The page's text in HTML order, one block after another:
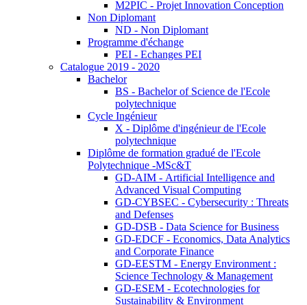
M2PIC - Projet Innovation Conception
Non Diplomant
ND - Non Diplomant
Programme d'échange
PEI - Echanges PEI
Catalogue 2019 - 2020
Bachelor
BS - Bachelor of Science de l'Ecole
polytechnique
Cycle Ingénieur
X - Diplôme d'ingénieur de l'Ecole
polytechnique
Diplôme de formation gradué de l'Ecole
Polytechnique -MSc&T
GD-AIM - Artificial Intelligence and
Advanced Visual Computing
GD-CYBSEC - Cybersecurity : Threats
and Defenses
GD-DSB - Data Science for Business
GD-EDCF - Economics, Data Analytics
and Corporate Finance
GD-EESTM - Energy Environment :
Science Technology & Management
GD-ESEM - Ecotechnologies for
Sustainability & Environment